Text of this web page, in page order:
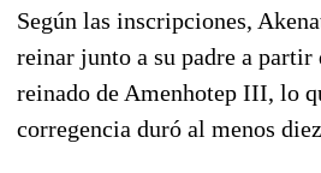
Según las inscripciones,
reinar junto a su padre a partir
reinado de Amenhotep III, lo
corregencia duró al menos